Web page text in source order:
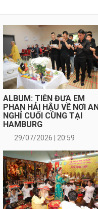
ALBUM: TIỄN ĐƯA EM
PHAN HẢI HẬU VỀ NƠI AN
NGHỈ CUỐI CÙNG TẠI
HAMBURG
29/07/2026 | 20:59